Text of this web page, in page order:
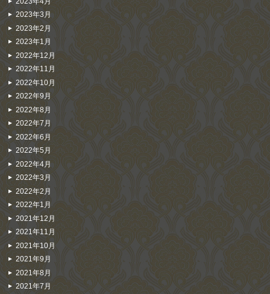
2023年3月
2023年2月
2023年1月
2022年12月
2022年11月
2022年10月
2022年9月
2022年8月
2022年7月
2022年6月
2022年5月
2022年4月
2022年3月
2022年2月
2022年1月
2021年12月
2021年11月
2021年10月
2021年9月
2021年8月
2021年7月